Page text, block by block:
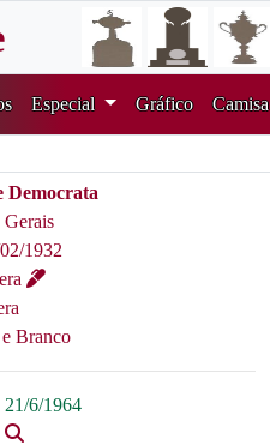
Especial Gráfico Camisa
Democrata
1932
Branco
6/1964